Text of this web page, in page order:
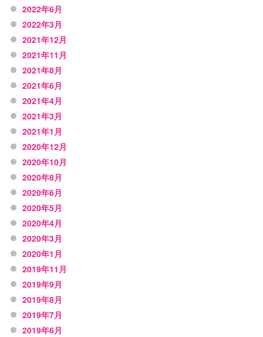
2022年6月
2022年3月
2021年12月
2021年11月
2021年8月
2021年6月
2021年4月
2021年3月
2021年1月
2020年12月
2020年10月
2020年8月
2020年6月
2020年5月
2020年4月
2020年3月
2020年1月
2019年11月
2019年9月
2019年8月
2019年7月
2019年6月